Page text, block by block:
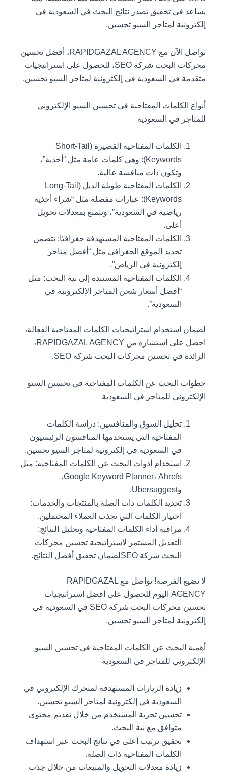
يساعد في تحقيق تصدر نتائج البحث في السعودية في
إلكترونية لمتاجر السيو تحسين.
تواصل الآن مع RAPIDGAZAL AGENCY، أفضل تحسين
محركات البحث شركة SEO، للحصول على استراتيجيات
متقدمة في السعودية في إلكترونية لمتاجر السيو تحسين.
أنواع الكلمات المفتاحية في تحسين السيو الإلكتروني
للمتاجر في السعودية
الكلمات المفتاحية القصيرة (Short-Tail
Keywords): وهي كلمات عامة مثل “أحذية”،
وتكون ذات منافسة عالية.
الكلمات المفتاحية طويلة الذيل (Long-Tail
Keywords): عبارات مفصلة مثل “شراء أحذية
رياضية في السعودية”، وتتمتع بمعدلات تحويل
أعلى.
الكلمات المفتاحية المستهدفة جغرافيًا: تتضمن
تحديد الموقع الجغرافي مثل “أفضل متاجر
إلكترونية في الرياض”.
الكلمات المفتاحية المستندة إلى نية البحث: مثل
“أفضل أسعار شحن المتاجر الإلكترونية في
السعودية”.
لضمان استخدام استراتيجيات الكلمات المفتاحية الفعالة،
احصل على استشارة من RAPIDGAZAL AGENCY،
الرائدة في تحسين محركات البحث شركة SEO.
خطوات البحث عن الكلمات المفتاحية في تحسين السيو
الإلكتروني للمتاجر في السعودية
تحليل السوق والمنافسين: دراسة الكلمات
المفتاحية التي يستخدمها المنافسون الرئيسيون
في السعودية في إلكترونية لمتاجر السيو تحسين.
استخدام أدوات البحث عن الكلمات المفتاحية: مثل
Google Keyword Planner، Ahrefs،
تحديد الكلمات ذات الصلة بالمنتجات والخدمات:
اختيار الكلمات التي تجذب العملاء المحتملين.
مراقبة أداء الكلمات المفتاحية وتحليل النتائج:
التعديل المستمر لاستراتيجية تحسين محركات
البحث شركة SEOلضمان تحقيق أفضل النتائج.
لا تضيع الفرصة! تواصل مع RAPIDGAZAL
AGENCY اليوم للحصول على أفضل استراتيجيات
تحسين محركات البحث شركة SEO في السعودية في
إلكترونية لمتاجر السيو تحسين.
أهمية البحث عن الكلمات المفتاحية في تحسين السيو
الإلكتروني للمتاجر في السعودية
زيادة الزيارات المستهدفة لمتجرك الإلكتروني في
السعودية في إلكترونية لمتاجر السيو تحسين.
تحسين تجربة المستخدم من خلال تقديم محتوى
متوافق مع نية البحث.
تحقيق ترتيب أعلى في نتائج البحث عبر استهداف
الكلمات المفتاحية ذات الصلة.
زيادة معدلات التحويل والمبيعات من خلال جذب